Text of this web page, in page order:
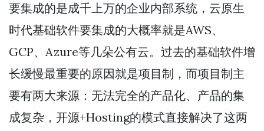
要集成的是成千上万的企业内部系统，云原生
时代基础软件要集成的大概率就是AWS、
GCP、Azure等几朵公有云。过去的基础软件增
长缓慢最重要的原因就是项目制，而项目制主
要有两大来源：无法完全的产品化、产品的集
成复杂，开源+Hosting的模式直接解决了这两